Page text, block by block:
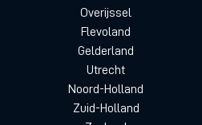
Overijssel
Flevoland
Gelderland
Utrecht
Noord-Holland
Zuid-Holland